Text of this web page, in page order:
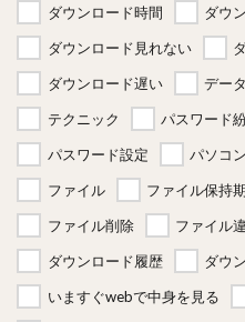
ダウンロード時間
ダウ
ダウンロード見れない
ダウンロード遅い
デー
テクニック
パスワード
パスワード設定
パソコン
ファイル
ファイル保持
ファイル削除
ファイル
ダウンロード履歴
ダウ
いますぐwebで中身を見る